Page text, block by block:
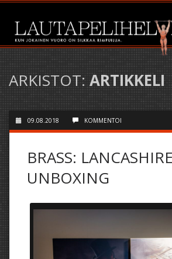
ARKISTOT: ARTIKKELI
09.08.2018 KOMMENTOI
BRASS:
UNBOXING